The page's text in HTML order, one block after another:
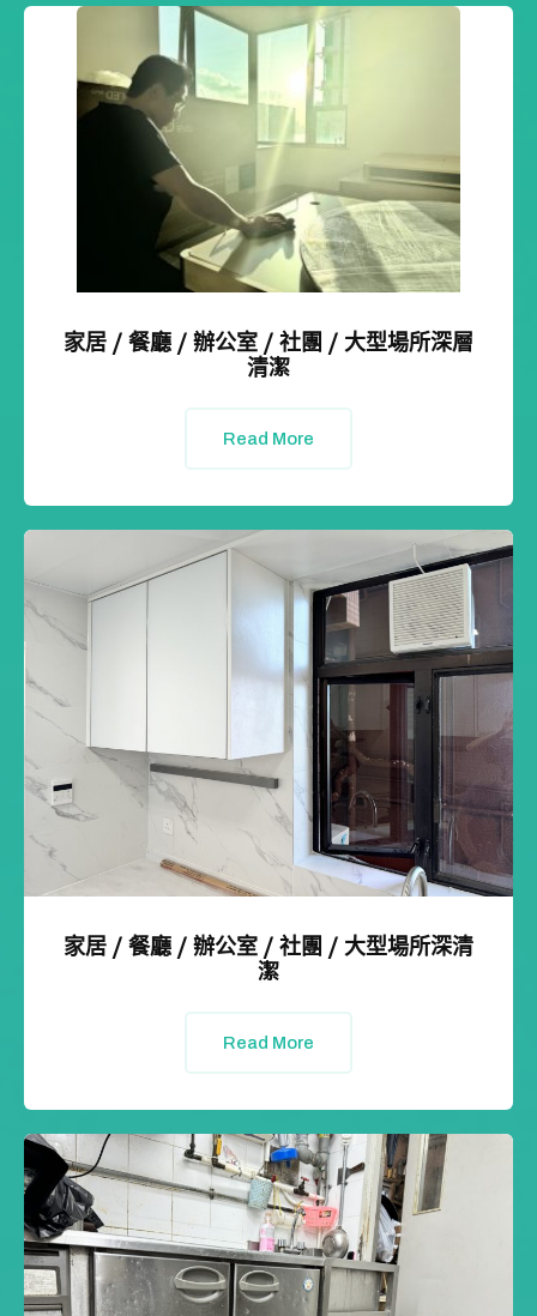
家居 / 餐廳 / 辦公室 / 社團 / 大型場所深層
清潔
Read More
家居 / 餐廳 / 辦公室 / 社團 / 大型場所深清
潔
Read More